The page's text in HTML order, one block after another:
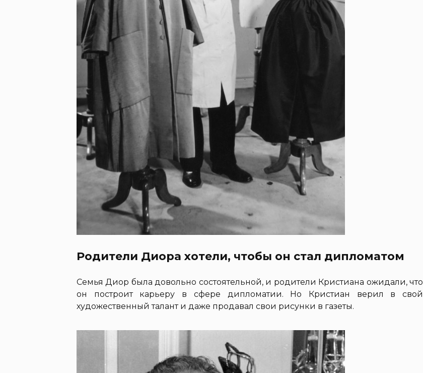
Родители Диора хотели, чтобы он стал дипломатом
Семья Диор была довольно состоятельной, и родители Кристиана ожидали, что
он построит карьеру в сфере дипломатии. Но Кристиан верил в свой
художественный талант и даже продавал свои рисунки в газеты.